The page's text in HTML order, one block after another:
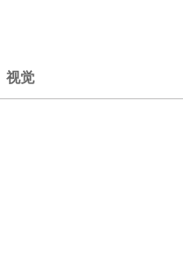
视觉